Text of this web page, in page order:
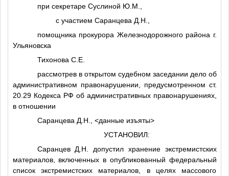
при секретаре Суслиной Ю.М.,
с участием Саранцева Д.Н.,
помощника прокурора Железнодорожного района г.
Ульяновска
Тихонова С.Е.
рассмотрев в открытом судебном заседании дело об
административном правонарушении, предусмотренном ст.
20.29 Кодекса РФ об административных правонарушениях,
в отношении
Саранцева Д.Н.
<данные изъяты>
УСТАНОВИЛ:
Саранцев Д.Н. допустил хранение экстремистских
материалов, включенных в опубликованный федеральный
список экстремистских материалов, в целях массового